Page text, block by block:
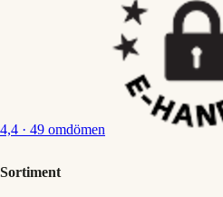
4,4 · 49 omdömen
Sortiment